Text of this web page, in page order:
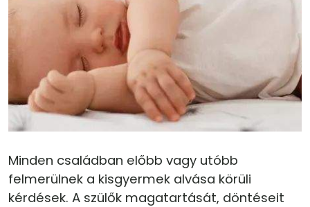
Minden családban előbb vagy utóbb
felmerülnek a kisgyermek alvása körüli
kérdések. A szülők magatartását, döntéseit